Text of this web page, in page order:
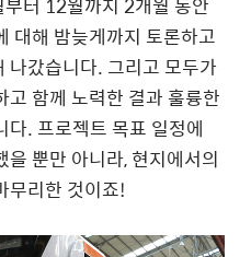
대해 밤늦게까지 토론하고
나갔습니다. 그리고 모두가
함께 노력한 결과 훌륭한
다. 프로젝트 목표 일정에
뿐만 아니라, 현지에서의
무리한 것이죠!